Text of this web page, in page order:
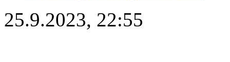
25.9.2023, 22:55